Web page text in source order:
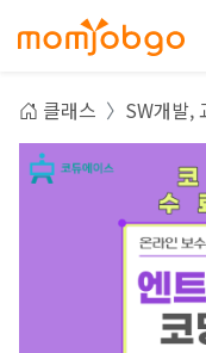
클래스 SW개발,